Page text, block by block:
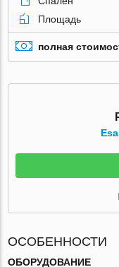
Площадь
полная
ОСОБЕННОСТИ
ОБОРУДОВАНИЕ